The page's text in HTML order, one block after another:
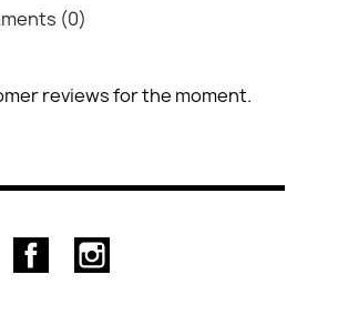
(0)
reviews for the moment.
Facebook